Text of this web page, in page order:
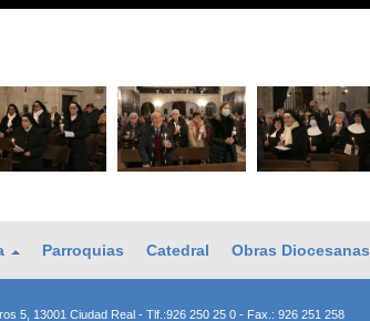
Parroquias Catedral Obras Diocesanas
5, 13001 Ciudad Real - Tlf.:926 250 25 0 - Fax.: 926 251 258